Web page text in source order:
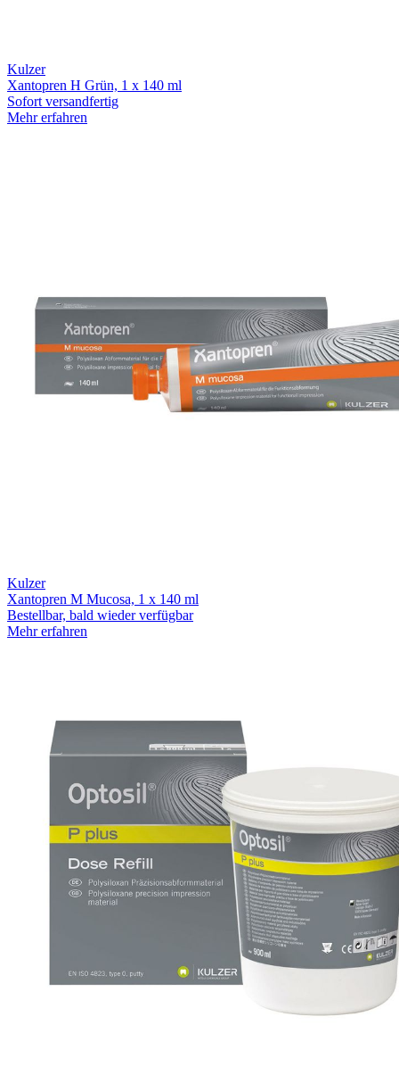
Kulzer
Xantopren H Grün, 1 x 140 ml
Sofort versandfertig
Mehr erfahren
Kulzer
Xantopren M Mucosa, 1 x 140 ml
Bestellbar, bald wieder verfügbar
Mehr erfahren